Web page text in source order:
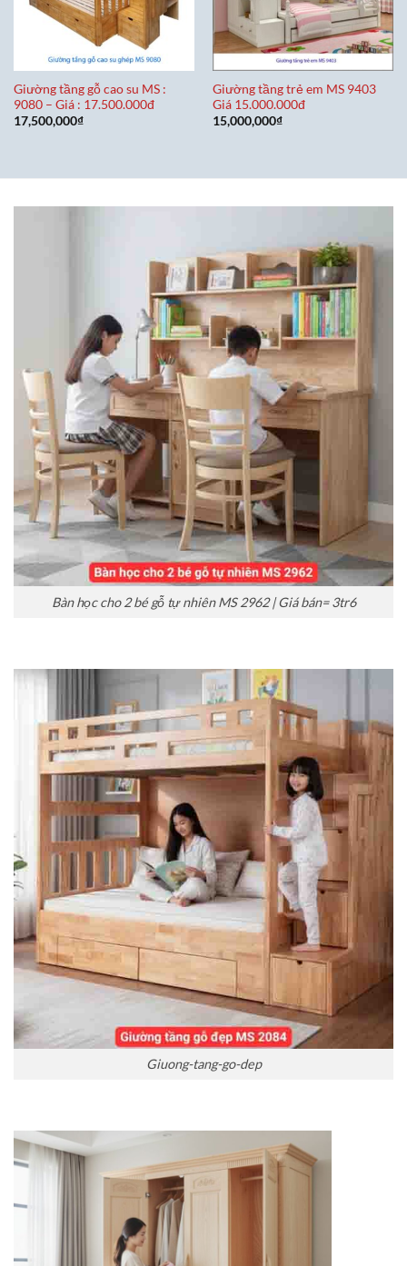
Giường tầng gỗ cao su MS :
9080 – Giá : 17.500.000đ
17,500,000₫
Giường tầng trẻ em MS 9403
Giá 15.000.000đ
15,000,000₫
Bàn học cho 2 bé gỗ tự nhiên MS 2962 | Giá bán= 3tr6
Giuong-tang-go-dep